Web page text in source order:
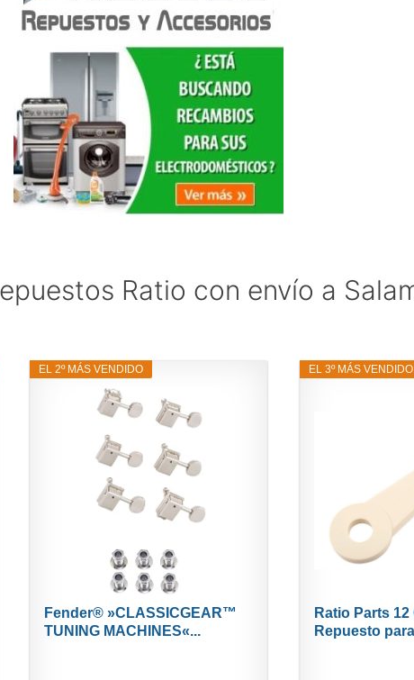
Ratio con envío a
EL 2º MÁS VENDIDO
Fender® »CLASSICGEAR™
TUNING MACHINES«...
EL 3º MÁS VENDIDO
Ratio Parts
Repuesto